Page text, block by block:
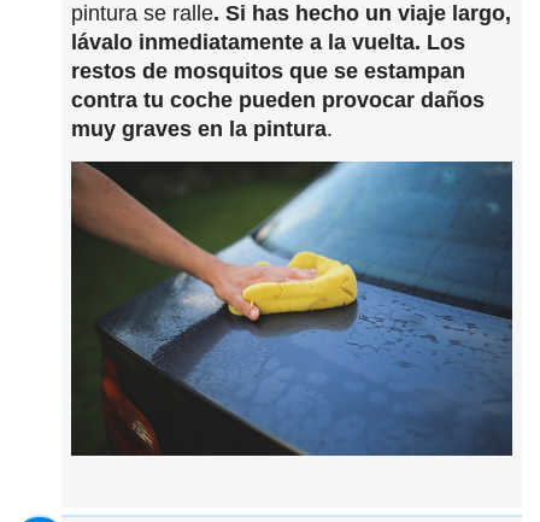
pintura se ralle. Si has hecho un viaje largo,
lávalo inmediatamente a la vuelta. Los
restos de mosquitos que se estampan
contra tu coche pueden provocar daños
muy graves en la pintura.